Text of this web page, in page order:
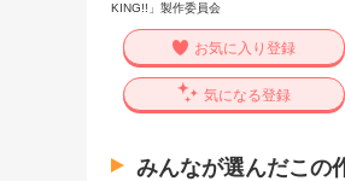
KING!!」製作委員会
お気に入り登録
気になる登録
みんなが選んだこの